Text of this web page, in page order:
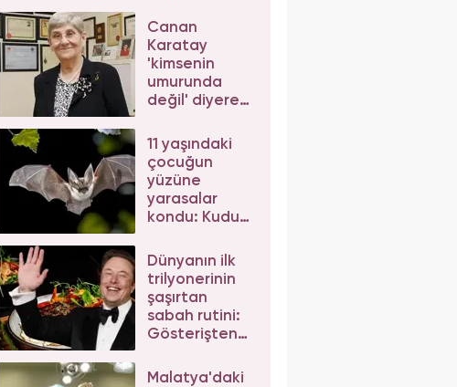
Canan
Karatay
'kimsenin
umurunda
değil' diyerek
yaşamın sırrı
bu
mineralde...
11 yaşındaki
çocuğun
yüzüne
yarasalar
kondu: Kuduz
hayatını
kaybetti
Dünyanın ilk
trilyonerinin
şaşırtan
sabah rutini:
Gösterişten
basit...
Malatya'daki